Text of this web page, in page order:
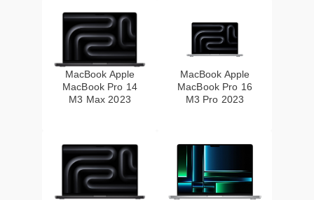
MacBook Apple
MacBook Pro 14
M3 Max 2023
MacBook Apple
MacBook Pro 16
M3 Pro 2023